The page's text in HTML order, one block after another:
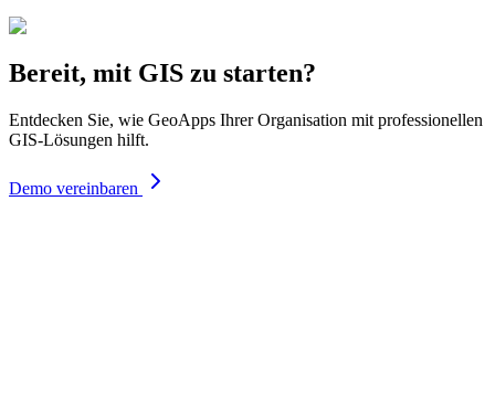
Bereit, mit GIS zu starten?
Entdecken Sie, wie GeoApps Ihrer Organisation mit professionellen
GIS-Lösungen hilft.
Demo vereinbaren